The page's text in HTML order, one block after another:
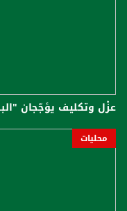
عزْل وتكليف يؤجّجان
محليات